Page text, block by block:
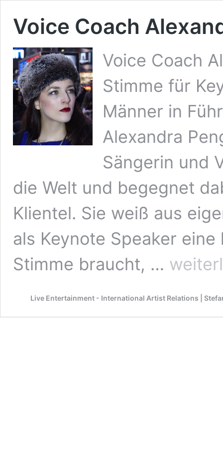
Voice Coach
Voice Coach
Stimme für
Männer in
Alexandra
Sängerin und
die Welt und begegnet
Klientel. Sie weiß aus
als Keynote Speaker
Stimme braucht, …
Coach
Live Entertainment - International Artist Relations |